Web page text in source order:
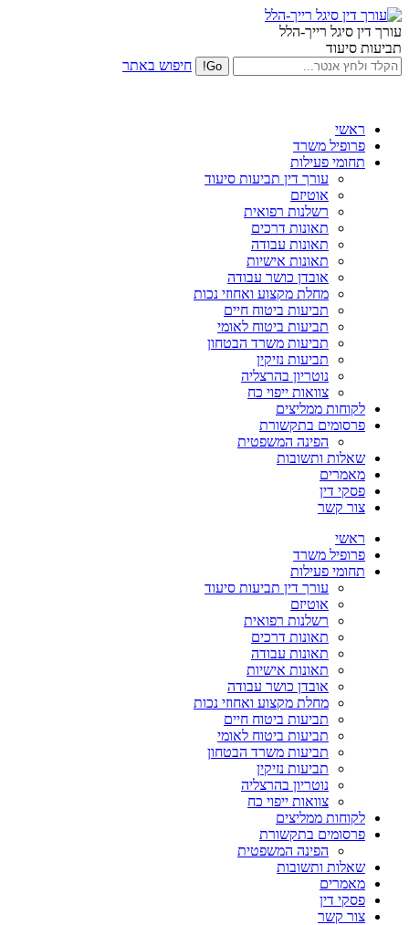
עורך דין סיגל רייך-הלל
תביעות סיעוד
חיפוש באתר
ראשי
פרופיל משרד
תחומי פעילות
עורך דין תביעות סיעוד
אוטיזם
רשלנות רפואית
תאונות דרכים
תאונות עבודה
תאונות אישיות
אובדן כושר עבודה
מחלת מקצוע ואחוזי נכות
תביעות ביטוח חיים
תביעות ביטוח לאומי
תביעות משרד הבטחון
תביעות נזיקין
נוטריון בהרצליה
צוואות ייפוי כח
לקוחות ממליצים
פרסומים בתקשורת
הפינה המשפטית
שאלות ותשובות
מאמרים
פסקי דין
צור קשר
ראשי
פרופיל משרד
תחומי פעילות
עורך דין תביעות סיעוד
אוטיזם
רשלנות רפואית
תאונות דרכים
תאונות עבודה
תאונות אישיות
אובדן כושר עבודה
מחלת מקצוע ואחוזי נכות
תביעות ביטוח חיים
תביעות ביטוח לאומי
תביעות משרד הבטחון
תביעות נזיקין
נוטריון בהרצליה
צוואות ייפוי כח
לקוחות ממליצים
פרסומים בתקשורת
הפינה המשפטית
שאלות ותשובות
מאמרים
פסקי דין
צור קשר